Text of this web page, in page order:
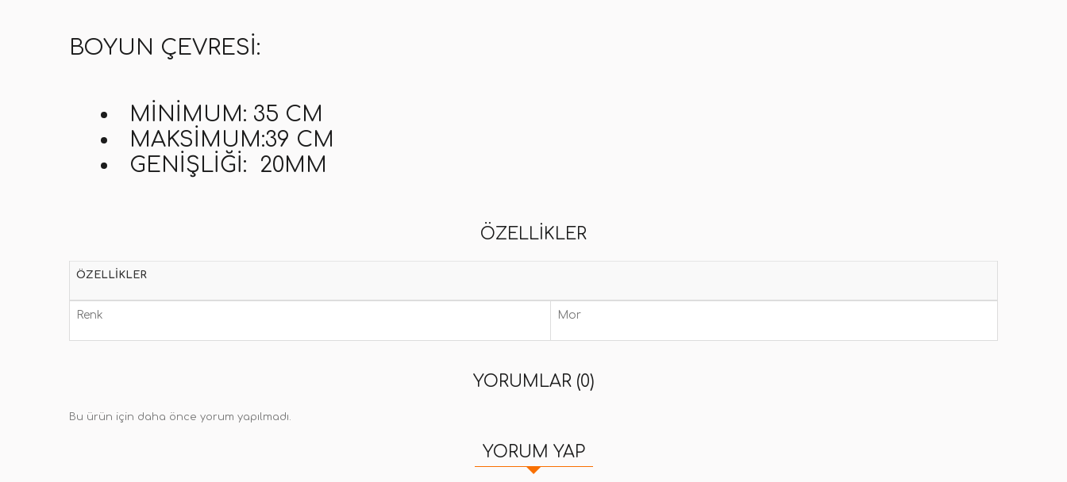
BOYUN ÇEVRESI:
MINIMUM: 35 CM
MAKSIMUM:39 CM
GENIŞLIĞI: 20MM
ÖZELLIKLER
ÖZELLIKLER
Renk Mor
YORUMLAR (0)
Bu ürün için daha önce yorum yapılmadı.
YORUM YAP